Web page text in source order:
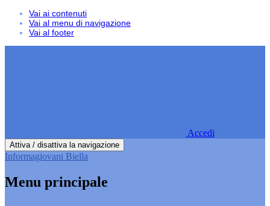
Vai ai contenuti
Vai al menu di navigazione
Vai al footer
Accedi
Attiva / disattiva la navigazione
Informagiovani Biella
Menu principale